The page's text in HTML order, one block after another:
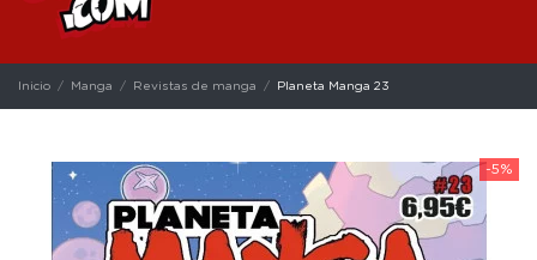
Inicio Manga Revistas de manga Planeta Manga 23
-5%